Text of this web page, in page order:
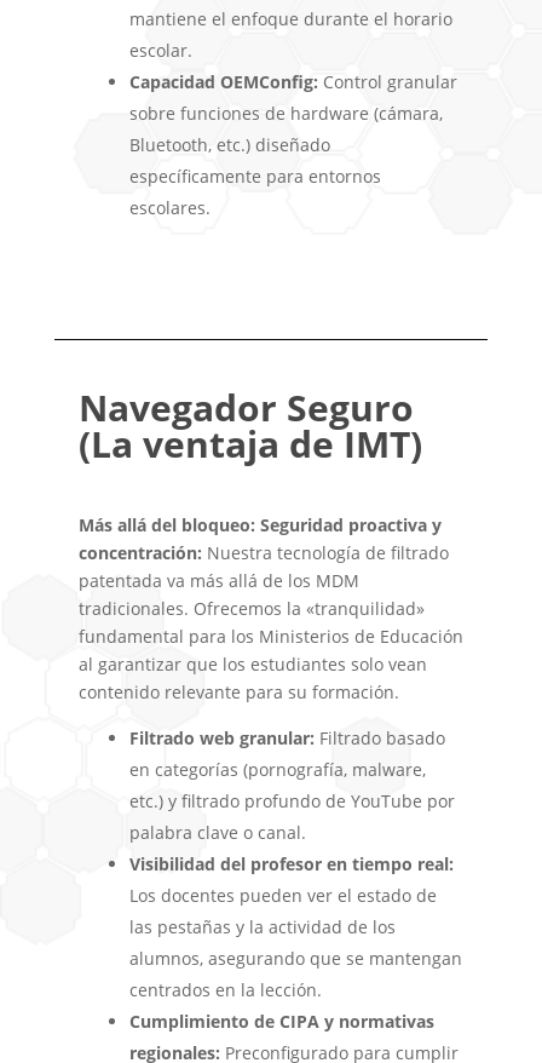
mantiene el enfoque durante el horario
escolar.
Capacidad OEMConfig: Control granular
sobre funciones de hardware (cámara,
Bluetooth, etc.) diseñado
específicamente para entornos
escolares.
Navegador Seguro
(La ventaja de IMT)
Más allá del bloqueo: Seguridad proactiva y
concentración: Nuestra tecnología de filtrado
patentada va más allá de los MDM
tradicionales. Ofrecemos la «tranquilidad»
fundamental para los Ministerios de Educación
al garantizar que los estudiantes solo vean
contenido relevante para su formación.
Filtrado web granular: Filtrado basado
en categorías (pornografía, malware,
etc.) y filtrado profundo de YouTube por
palabra clave o canal.
Visibilidad del profesor en tiempo real:
Los docentes pueden ver el estado de
las pestañas y la actividad de los
alumnos, asegurando que se mantengan
centrados en la lección.
Cumplimiento de CIPA y normativas
regionales: Preconfigurado para cumplir